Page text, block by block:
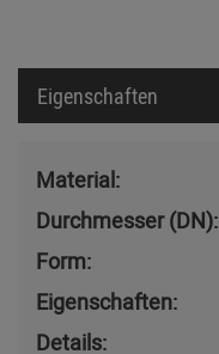
Eigenschaften
Material:
Durchmesser (DN):
Form:
Eigenschaften:
Details: